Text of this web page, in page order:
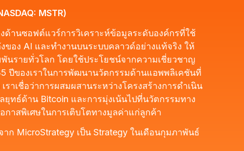
MSTR)
งด้านซอฟต์แวร์การวิเคราะห์ข้อมูลระดับองค์กรที่ใช้
ของ AI และทำงานบนระบบคลาวด์อย่างแท้จริง ให้
นรายทั่วโลก โดยใช้ประโยชน์จากความเชี่ยวชาญ
ปีของเราในการพัฒนานวัตกรรมด้านแอพพลิเคชันที่
เราเชื่อว่าการผสมผสานระหว่างโครงสร้างการดำเนิน
ยุทธ์ด้าน Bitcoin และการมุ่งเน้นไปที่นวัตกรรมทาง
กาสพิเศษในการเติบโตทางมูลค่าแก่ลูกค้า
าก MicroStrategy เป็น Strategy ในเดือนกุมภาพันธ์